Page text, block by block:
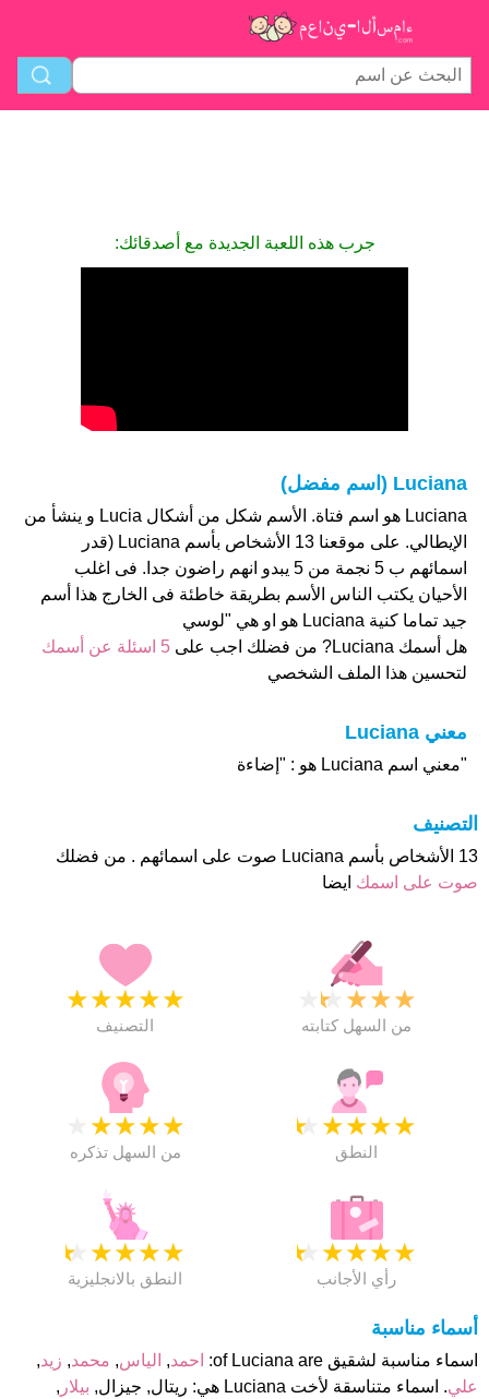
جرب هذه اللعبة الجديدة مع أصدقائك:
Luciana (اسم مفضل)
Luciana هو اسم فتاة. الأسم شكل من أشكال Lucia و ينشأ من
الإيطالي. على موقعنا 13 الأشخاص بأسم Luciana (قدر
اسمائهم ب 5 نجمة من 5 يبدو انهم راضون جدا. فى اغلب
الأحيان يكتب الناس الأسم بطريقة خاطئة فى الخارج هذا أسم
جيد تماما كنية Luciana هو او هي "لوسي
هل أسمك Luciana? من فضلك اجب على
5 اسئلة عن أسمك
لتحسين هذا الملف الشخصي
معني Luciana
"معني اسم Luciana هو : "إضاءة
التصنيف
13 الأشخاص بأسم Luciana صوت على اسمائهم . من فضلك
صوت على اسمك ايضا
★
★
★
★
★
التصنيف
★
★
★
★
من السهل كتابته
★
★
★
★
من السهل تذكره
★
★
★
★
★
النطق
★
★
★
★
★
النطق بالانجليزية
★
★
★
★
★
رأي الأجانب
أسماء مناسبة
اسماء مناسبة لشقيق of Luciana are: احمد, الياس, محمد, زيد,
علي. اسماء متناسقة لأخت Luciana هي: ريتال, جيزال, بيلار ,